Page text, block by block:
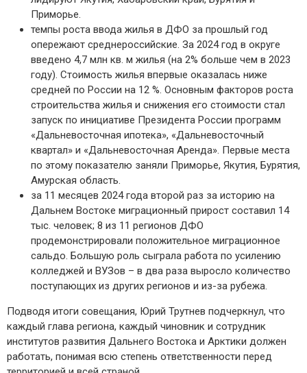
Приморье.
темпы роста ввода жилья в ДФО за прошлый год
опережают среднероссийские. За 2024 год в округе
введено 4,7 млн кв. м жилья (на 2% больше чем в 2023
году). Стоимость жилья впервые оказалась ниже
средней по России на 12 %. Основным факторов роста
строительства жилья и снижения его стоимости стал
запуск по инициативе Президента России программ
«Дальневосточная ипотека», «Дальневосточный
квартал» и «Дальневосточная Аренда». Первые места
по этому показателю заняли Приморье, Якутия, Бурятия,
Амурская область.
за 11 месяцев 2024 года второй раз за историю на
Дальнем Востоке миграционный прирост составил 14
тыс. человек; 8 из 11 регионов ДФО
продемонстрировали положительное миграционное
сальдо. Большую роль сыграла работа по усилению
колледжей и ВУЗов – в два раза выросло количество
поступающих из других регионов и из-за рубежа.
Подводя итоги совещания, Юрий Трутнев подчеркнул, что
каждый глава региона, каждый чиновник и сотрудник
институтов развития Дальнего Востока и Арктики должен
работать, понимая всю степень ответственности перед